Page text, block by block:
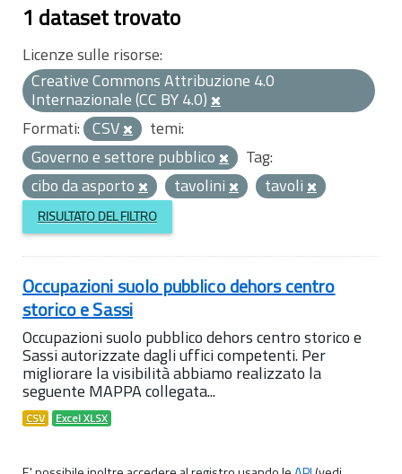
1 dataset trovato
Licenze sulle risorse:
Creative Commons Attribuzione 4.0
Internazionale (CC BY 4.0)
Formati: CSV
temi:
Governo e settore pubblico
Tag:
cibo da asporto
tavolini tavoli
RISULTATO DEL FILTRO
Occupazioni suolo pubblico dehors centro
storico e Sassi
Occupazioni suolo pubblico dehors centro storico e
Sassi autorizzate dagli uffici competenti. Per
migliorare la visibilità abbiamo realizzato la
seguente MAPPA collegata...
CSV Excel XLSX